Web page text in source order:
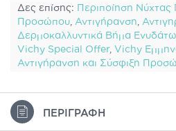
Δες επίσης: Περιποίηση
Προσώπου, Αντιγήρανση,
Δερμοκαλλυντικά Βήμα
Vichy Special Offer, Vichy
Αντιγήρανση και Σύσφιξη
ΠΕΡΙΓΡΑΦΉ